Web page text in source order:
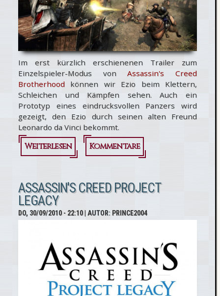
Im erst kürzlich erschienenen Trailer zum
Einzelspieler-Modus vonAssassin's Creed
Brotherhood können wir Ezio beim Klettern,
Schleichen und Kämpfen sehen. Auch ein
Prototyp eines eindrucksvollen Panzers wird
gezeigt, den Ezio durch seinen alten Freund
Leonardo da Vinci bekommt.
Weiterlesen
über Assassin's
Brotherhood:
Gameplay
Kommentare
ASSASSIN'S CREED PROJECT
LEGACY
DO, 30/09/2010 - 22:10| AUTOR: PRINCE2004